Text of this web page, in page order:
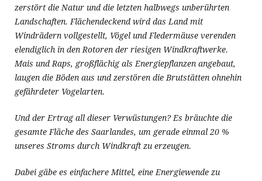
zerstört die Natur und die letzten halbwegs unberührten
Landschaften. Flächendeckend wird das Land mit
Windrädern vollgestellt, Vögel und Fledermäuse verenden
elendiglich in den Rotoren der riesigen Windkraftwerke.
Mais und Raps, großflächig als Energiepflanzen angebaut,
laugen die Böden aus und zerstören die Brutstätten ohnehin
gefährdeter Vogelarten.
Und der Ertrag all dieser Verwüstungen? Es bräuchte die
gesamte Fläche des Saarlandes, um gerade einmal 20 %
unseres Stroms durch Windkraft zu erzeugen.
Dabei gäbe es einfachere Mittel, eine Energiewende zu